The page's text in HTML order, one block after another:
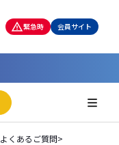
緊急時 会員サイト
よくあるご質問>